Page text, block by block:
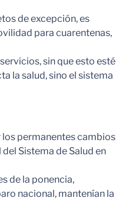
de excepción, es
para cuarentenas,
sin que esto esté
la salud, sino el sistema
los permanentes cambios
Sistema de Salud en
de la ponencia,
nacional, mantenían la